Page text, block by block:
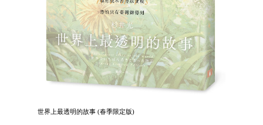
世界上最透明的故事 (春季限定版)